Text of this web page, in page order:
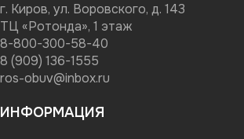
г. Киров, ул. Воровского, д. 143
ТЦ «Ротонда», 1 этаж
8-800-300-58-40
8 (909) 136-1555
ros-obuv@inbox.ru
ИНФОРМАЦИЯ